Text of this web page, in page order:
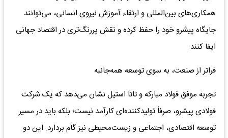
همکاری‌های بین‌المللی و ارتقاء آموزش نیروی انسانی، می‌توانند
جایگاه پیشرو خود را حفظ کرده و نقش پررنگ‌تری در اقتصاد جهانی
ایفا کنند.
فراتر از صنعت، به سوی توسعه همه‌جانبه
تجربه موفق فولاد مبارکه و تاتا استیل نشان می‌دهد که یک شرکت
فولادی پیشرو، صرفاً تولیدکننده‌ای کارآمد نیست؛ بلکه باید در مسیر
توسعه اقتصادی، اجتماعی و زیست‌محیطی نیز گام بردارد. این دو